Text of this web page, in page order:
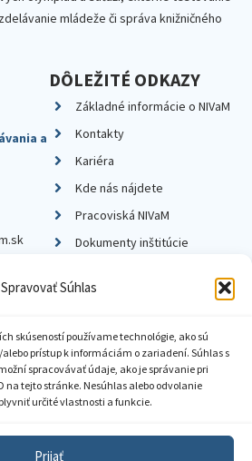
Spravovať Súhlas
skúseností používame technológie, ako sú
prístup k informáciám o zariadení. Súhlas s
spracovávať údaje, ako je správanie pri
na tejto stránke. Nesúhlas alebo odvolanie
určité vlastnosti a funkcie.
Prijať
mládeže či správa knižničného
a
DÔLEŽITÉ ODKAZY
Základné informácie o NIVaM
Kontakty
Kariéra
Kde nás nájdete
Pracoviská NIVaM
Dokumenty inštitúcie
ochrany súkromia